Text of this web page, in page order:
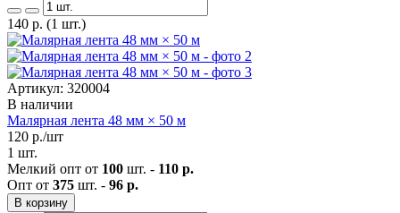
140 р. (1 шт.)
Артикул: 320004
В наличии
Малярная лента 48 мм × 50 м
120 р./шт
1 шт.
Мелкий опт от 100 шт. - 110 р.
Опт от 375 шт. - 96 р.
В корзину